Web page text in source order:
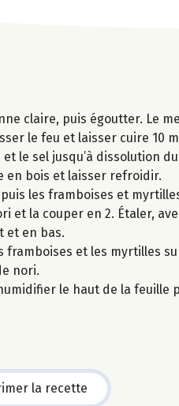
claire, puis égoutter. Le
le feu et laisser cuire 10
le sel jusqu’à dissolution
en bois et laisser refroidir.
les framboises et
et la couper en 2. Étaler,
et en bas.
et les myrtilles
nori.
le haut de la feuille
la recette